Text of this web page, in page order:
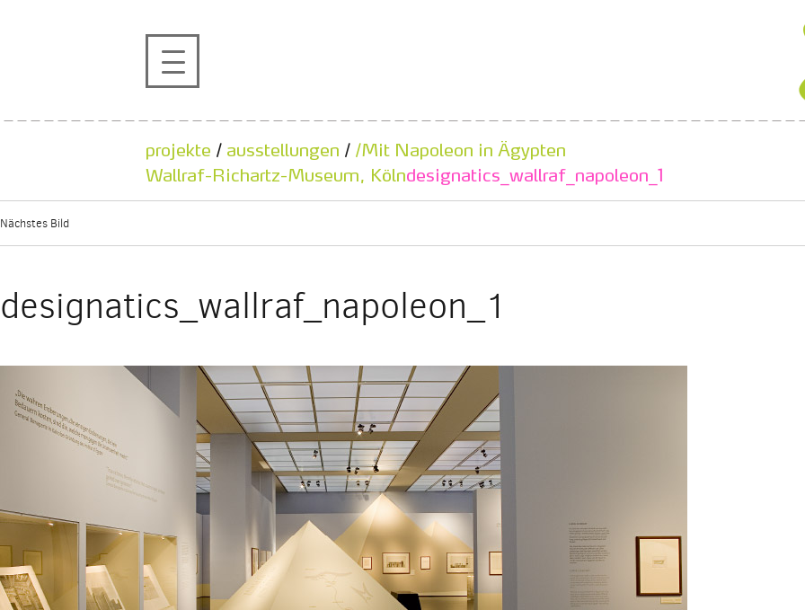
profil
kontakt
de | en
projekte / ausstellungen / /Mit Napoleon in Ägypten
Wallraf-Richartz-Museum, Kölndesignatics_wallraf_napoleon_1
Nächstes Bild
designatics_wallraf_napoleon_1